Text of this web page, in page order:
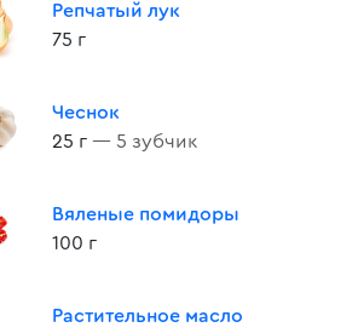
Репчатый лук
75 г
Чеснок
25 г — 5 зубчик
Вяленые помидоры
100 г
Растительное масло